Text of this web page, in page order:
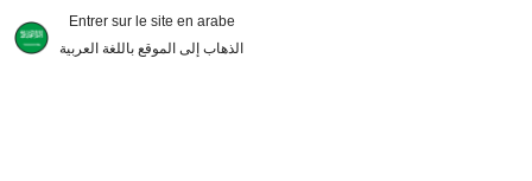
Entrer sur le site en arabe
الذهاب إلى الموقع باللغة العربية